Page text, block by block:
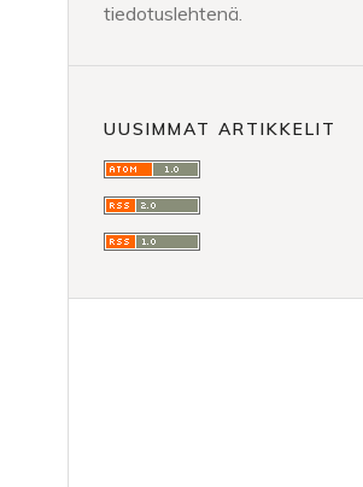
tiedotuslehtenä.
UUSIMMAT ARTIKKELIT